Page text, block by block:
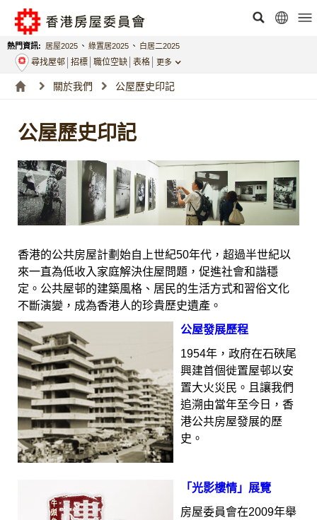
熱門資訊: 居屋2025 、 綠置居2025 、 白居二2025
尋找屋邨 招標 職位空缺 表格 更多
關於我們 公屋歷史印記
公屋歷史印記
香港的公共房屋計劃始自上世紀50年代，超過半世紀以
來一直為低收入家庭解決住屋問題，促進社會和諧穩
定。公共屋邨的建築風格、居民的生活方式和習俗文化
不斷演變，成為香港人的珍貴歷史遺產。
公屋發展歷程
1954年，政府在石硤尾
興建首個徙置屋邨以安
置大火災民。且讓我們
追溯由當年至今日，香
港公共房屋發展的歷
史。
「光影樓情」展覽
房屋委員會在2009年舉